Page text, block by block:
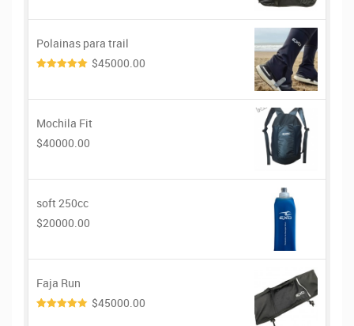
Polainas para trail
$45000.00
Mochila Fit
$40000.00
soft 250cc
$20000.00
Faja Run
$45000.00